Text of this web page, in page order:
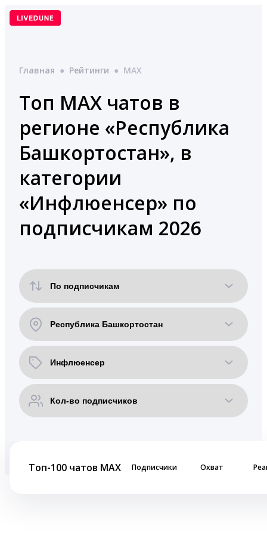
Перейти
Главная ● Рейтинги ● MAX
Топ MAX чатов в
регионе «Республика
Башкортостан», в
категории
«Инфлюенсер» по
подписчикам 2026
Топ-100 чатов MAX Подписчики Охват